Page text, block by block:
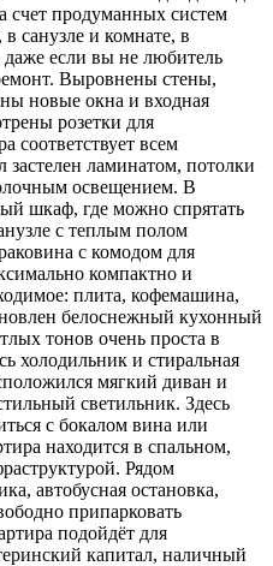
счет продуманных систем
санузле и комнате, в
даже если вы не любитель
Выровнены стены,
новые окна и входная
розетки для
соответствует всем
ламинатом, потолки
освещением. В
шкаф, где можно спрятать
с теплым полом
с комодом для
компактно и
плита, кофемашина,
белоснежный кухонный
тонов очень проста в
холодильник и стиральная
мягкий диван и
светильник. Здесь
с бокалом вина или
находится в спальном,
Рядом
автобусная остановка,
припарковать
подойдёт для
капитал, наличный